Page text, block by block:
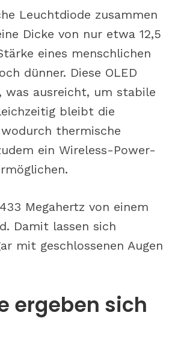
Leuchtdiode zusammen
Dicke von nur etwa 12,5
eines menschlichen
dünner. Diese OLED
ausreicht, um stabile
bleibt die
thermische
ein Wireless-Power-
Megahertz von einem
Damit lassen sich
mit geschlossenen Augen
ergeben sich